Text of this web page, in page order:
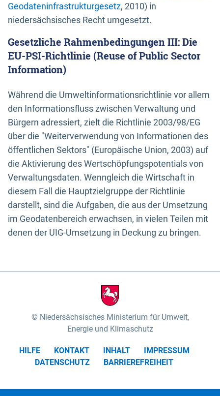
Geodateninfrastrukturgesetz, 2010) in
niedersächsisches Recht umgesetzt.
Gesetzliche Rahmenbedingungen III: Die
EU-PSI-Richtlinie (Reuse of Public Sector
Information)
Während die Umweltinformationsrichtlinie vor allem
den Informationsfluss zwischen Verwaltung und
Bürgern adressiert, zielt die Richtlinie 2003/98/EG
über die "Weiterverwendung von Informationen des
öffentlichen Sektors" (Europäische Union, 2003) auf
die Aktivierung des Wertschöpfungspotentials von
Verwaltungsdaten. Wenngleich die Wirtschaft in
diesem Fall die Hauptzielgruppe der Richtlinie
darstellt, sind die Aufgaben, die aus der Umsetzung
im Geodatenbereich erwachsen, in vielen Teilen mit
denen der UIG-Umsetzung in Deckung zu bringen.
Niedersächsisches Ministerium für Umwelt,
Energie und Klimaschutz
HILFE KONTAKT INHALT
IMPRESSUM
DATENSCHUTZ
BARRIEREFREIHEIT